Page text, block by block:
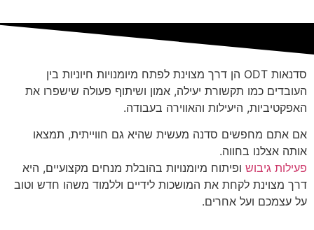
סדנאות ODT הן דרך מצוינת לפתח מיומנויות חיוניות בין
העובדים כמו תקשורת יעילה, אמון ושיתוף פעולה שישפרו את
האפקטיביות, היעילות והאווירה בעבודה.
אם אתם מחפשים סדנה מעשית שהיא גם חווייתית, תמצאו
אותה אצלנו בחווה.
פעילות גיבוש ופיתוח מיומנויות בהובלת מנחים מקצועיים, היא
דרך מצוינת לקחת את המושכות לידיים וללמוד משהו חדש וטוב
על עצמכם ועל אחרים.